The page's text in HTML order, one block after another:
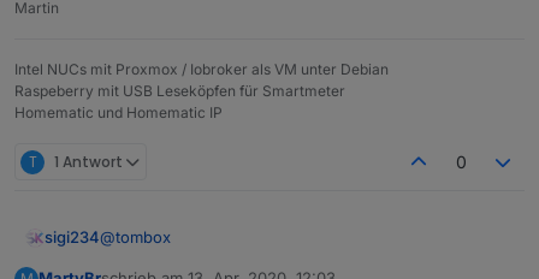
Martin
Intel NUCs mit Proxmox / Iobroker als VM unter Debian
Raspeberry mit USB Leseköpfen für Smartmeter
Homematic und Homematic IP
T 1 Antwort 0
sigi234@tombox